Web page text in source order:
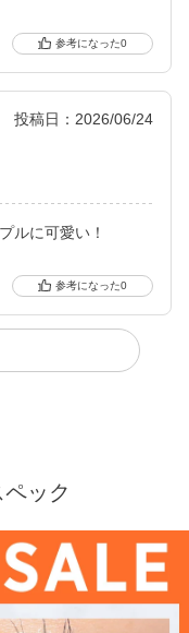
0
投稿日：2026/06/24
ルに可愛い！
0
ペック